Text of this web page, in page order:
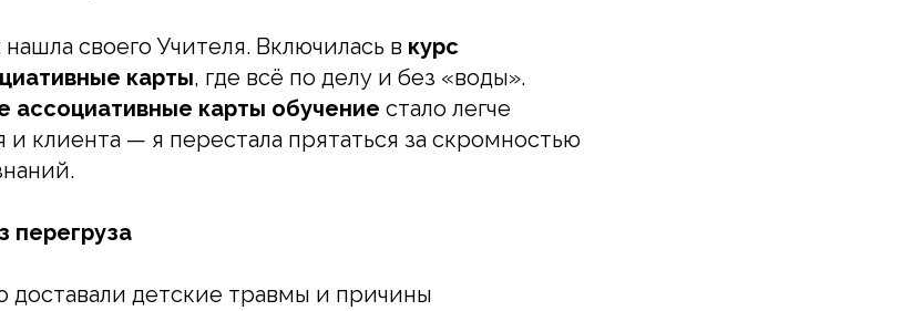
своего Учителя. Включилась в курс
карты, где всё по делу и без «воды».
ассоциативные карты обучение стало легче
и клиента — я перестала прятаться за скромностью
перегруза
детские травмы и причины